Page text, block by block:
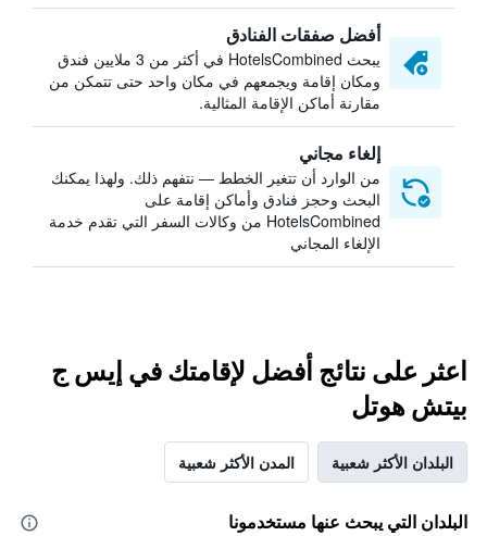
أفضل صفقات الفنادق
يبحث HotelsCombined في أكثر من 3 ملايين فندق
ومكان إقامة ويجمعهم في مكان واحد حتى تتمكن من
مقارنة أماكن الإقامة المثالية.
إلغاء مجاني
من الوارد أن تتغير الخطط — نتفهم ذلك. ولهذا يمكنك
البحث وحجز فنادق وأماكن إقامة على
HotelsCombined من وكالات السفر التي تقدم خدمة
الإلغاء المجاني
اعثر على نتائج أفضل لإقامتك في إيس ج
بيتش هوتل
البلدان الأكثر شعبية المدن الأكثر شعبية
البلدان التي يبحث عنها مستخدمونا